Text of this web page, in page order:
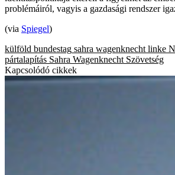
problémáiról, vagyis a gazdasági rendszer
(via Spiegel)
külföld bundestag sahra wagenknecht linke
pártalapítás Sahra Wagenknecht Szövetség
Kapcsolódó cikkek